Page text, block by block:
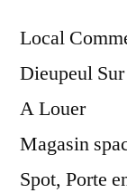
Local
Dieupeul
A Louer
Magasin
Spot, Porte